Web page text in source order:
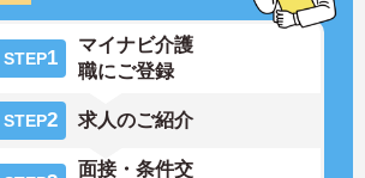
STEP1
マイナビ介護
職にご登録
STEP2 求人のご紹介
面接・条件交